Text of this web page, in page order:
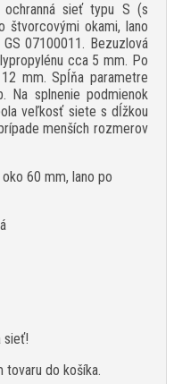
sieť typu S (s
štvorcovými okami, lano
07100011. Bezuzlová
cca 5 mm. Po
mm. Spĺňa parametre
Na splnenie podmienok
veľkosť siete s dĺžkou
menších rozmerov
60 mm, lano po
sieť!
tovaru do košíka.